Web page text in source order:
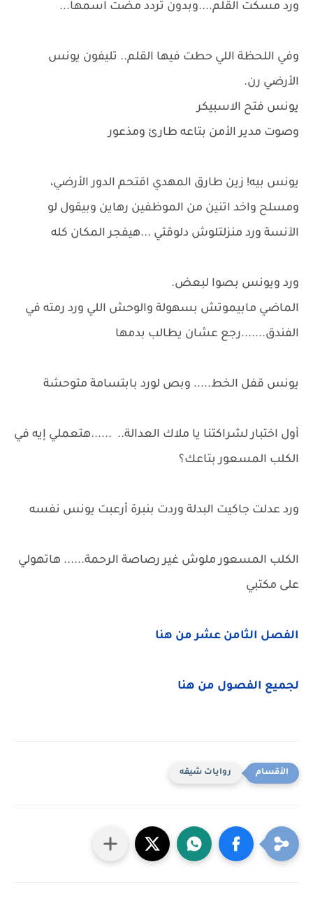
ورد مسكت القلم....وبدون تردد مضت اسمها...
وفي اللحظة اللي حطت فيها القلم.. تليفون يونس
الأرضي رن.
يونس فتح الاسبيكر
وصوت مدير الأمن بتاعه طارئ ومذعور
يونس بيه! زين طارق المهدي اقتحم الدور الأرضي،
ومسلح واخد اتنين من الموظفين رهاين وبيقول لو
الآنسة ورد منزلتلوش دلوقتي ...هيفجر المكان كله
ورد ويونس بصوا لبعض.
الماضي مابيموتش بسهولة والوحش اللي ورد رمته في
الفندق.......رجع عشان يطالب بدمها
يونس قفل الخط..... وبص لورد بابتسامة متوحشة
أول اختبار لشراكتنا يا ملاك العدالة.. ......هتعملي إيه في
الكلب المسعور بتاعك؟
ورد عدلت جاكيت البدلة وردت بنبرة أرعبت يونس نفسه
الكلب المسعور ملوش غير رصاصة الرحمة...... هاتهولي
على مكتبي
الفصل الثامن عشر من هنا
لجميع الفصول من هنا
روايات شيقه